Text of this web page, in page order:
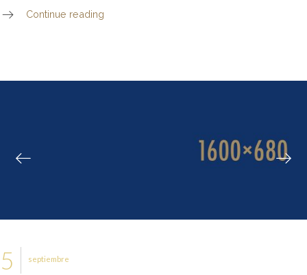
Continue reading
septiembre
5